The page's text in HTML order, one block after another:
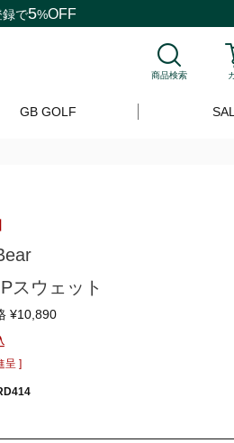
録で5%OFF
商品検索
GB GOLF
スウェット
¥10,890
呈 ]